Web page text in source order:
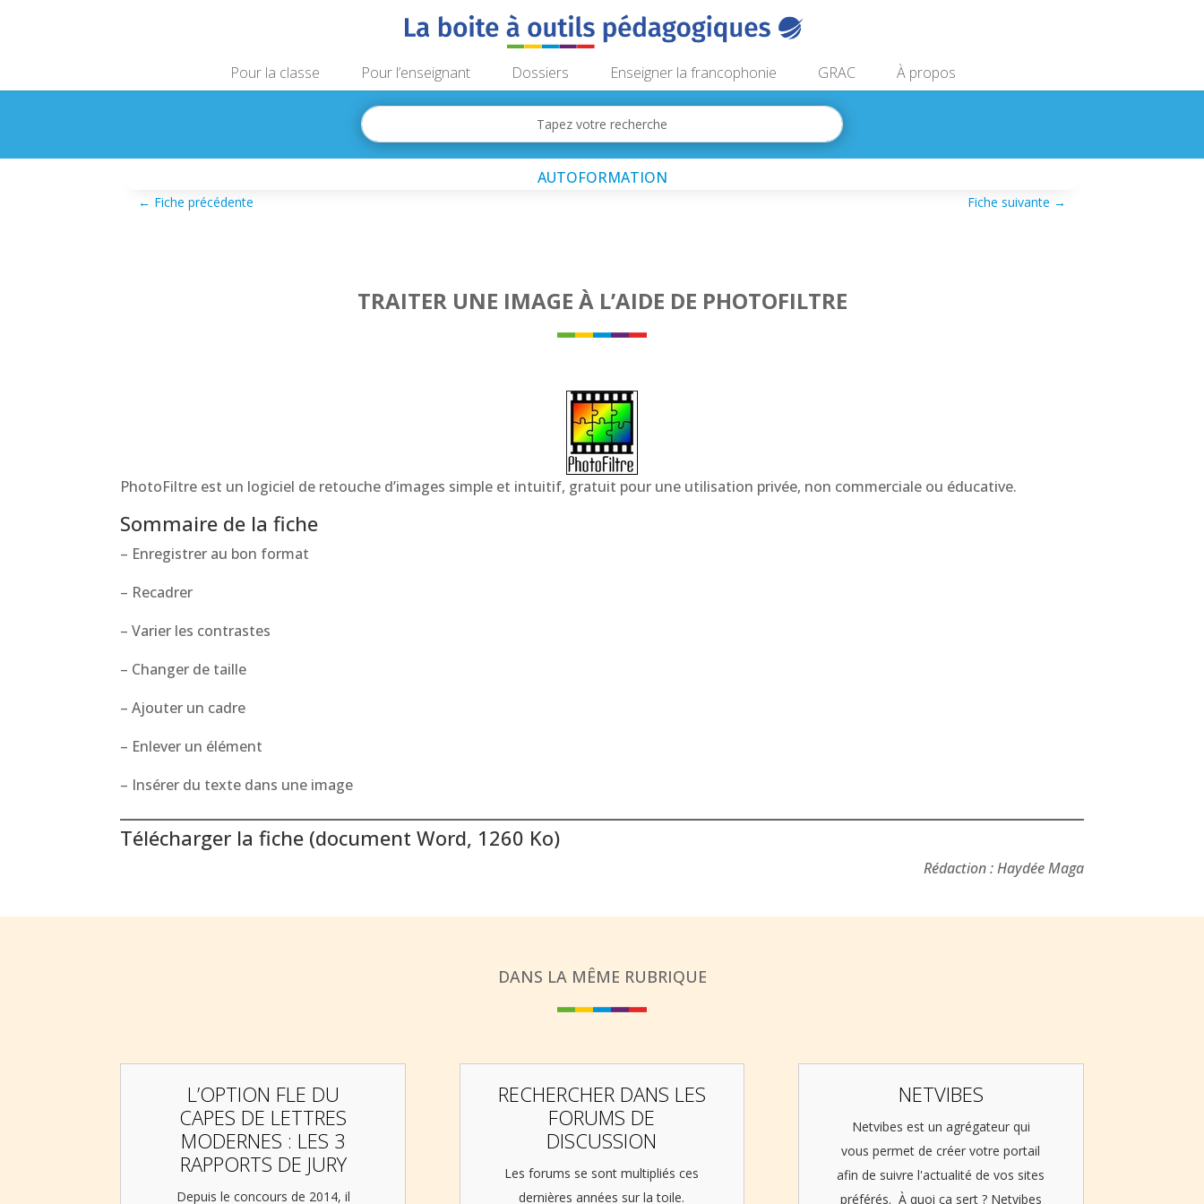
Pour la classe Pour l’enseignant Dossiers Enseigner la francophonie GRAC À propos
AUTOFORMATION
← Fiche précédente Fiche suivante →
TRAITER UNE IMAGE À L’AIDE DE PHOTOFILTRE
PhotoFiltre est un logiciel de retouche d’images simple et intuitif, gratuit pour une utilisation privée, non commerciale ou éducative.
Sommaire de la fiche
– Enregistrer au bon format
– Recadrer
– Varier les contrastes
– Changer de taille
– Ajouter un cadre
– Enlever un élément
– Insérer du texte dans une image
Télécharger la fiche (document Word, 1260 Ko)
Rédaction : Haydée Maga
DANS LA MÊME RUBRIQUE
L’OPTION FLE DU
CAPES DE LETTRES
MODERNES : LES 3
RAPPORTS DE JURY
Depuis le concours de 2014, il
RECHERCHER DANS LES
FORUMS DE
DISCUSSION
Les forums se sont multipliés ces
dernières années sur la toile.
NETVIBES
Netvibes est un agrégateur qui
vous permet de créer votre portail
afin de suivre l'actualité de vos sites
préférés. À quoi ça sert ? Netvibes